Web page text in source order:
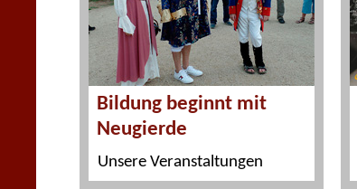
Bildung beginnt mit
Neugierde
Unsere Veranstaltungen